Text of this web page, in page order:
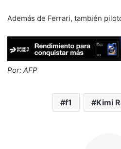
Además de Ferrari, también
Por: AFP
f1 Kimi